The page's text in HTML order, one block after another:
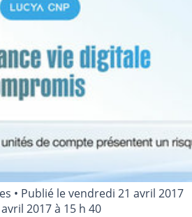
• Publié levendredi 21 avril 2017
2017 à 15 h 40